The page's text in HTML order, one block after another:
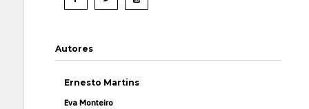
Autores
Ernesto Martins
Eva Monteiro